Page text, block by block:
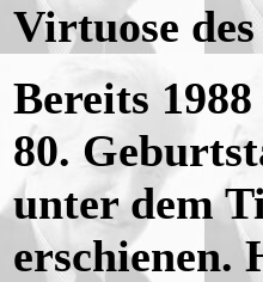
Virtuose
Bereits
80.
unter dem
erschienen.